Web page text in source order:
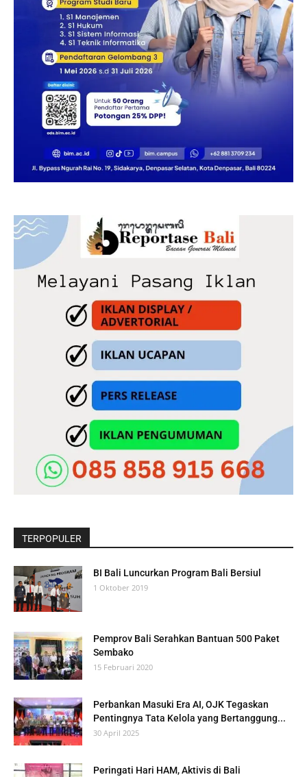
TERPOPULER
BI Bali Luncurkan Program Bali Bersiul
1 Oktober 2019
Pemprov Bali Serahkan Bantuan 500 Paket
Sembako
15 Februari 2020
Perbankan Masuki Era AI, OJK Tegaskan
Pentingnya Tata Kelola yang Bertanggung...
30 April 2025
Peringati Hari HAM, Aktivis di Bali